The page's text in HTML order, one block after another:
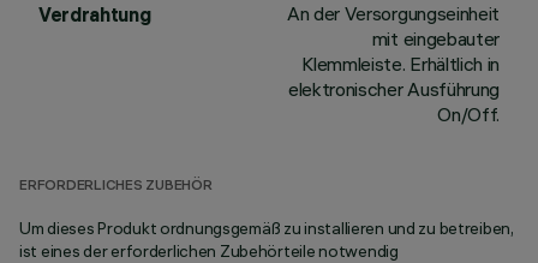
Verdrahtung
An der Versorgungseinheit
mit eingebauter
Klemmleiste. Erhältlich in
elektronischer Ausführung
On/Off.
ERFORDERLICHES ZUBEHÖR
Um dieses Produkt ordnungsgemäß zu installieren und zu betreiben,
ist eines der erforderlichen Zubehörteile notwendig